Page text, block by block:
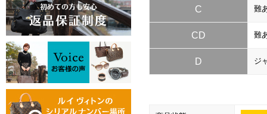
C 難
CD 難
D ジ